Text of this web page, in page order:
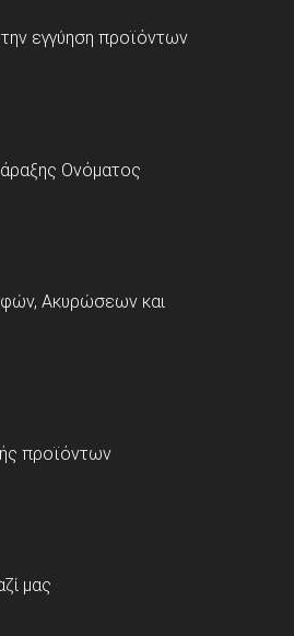
εγγύηση προϊόντων
Ονόματος
Ακυρώσεων και
προϊόντων
μας